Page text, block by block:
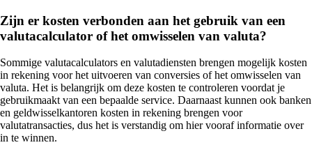
Zijn er kosten verbonden aan het gebruik van een
valutacalculator of het omwisselen van valuta?
Sommige valutacalculators en valutadiensten brengen mogelijk kosten
in rekening voor het uitvoeren van conversies of het omwisselen van
valuta. Het is belangrijk om deze kosten te controleren voordat je
gebruikmaakt van een bepaalde service. Daarnaast kunnen ook banken
en geldwisselkantoren kosten in rekening brengen voor
valutatransacties, dus het is verstandig om hier vooraf informatie over
in te winnen.